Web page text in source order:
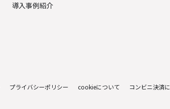
導入事例紹介
プライバシーポリシー cookieについて コンビニ決済